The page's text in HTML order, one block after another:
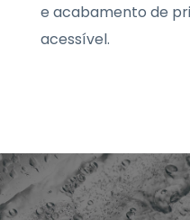
e acabamento de
acessível.